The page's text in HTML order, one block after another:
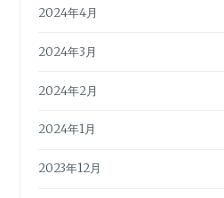
2024年4月
2024年3月
2024年2月
2024年1月
2023年12月